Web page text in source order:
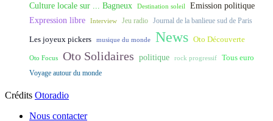
Culture locale sur ... Bagneux Destination soleil Emission politique
Expression libre Interview Jeu radio Journal de la banlieue sud de Paris
Les joyeux pickers musique du monde News Oto Découverte
Oto Focus Oto Solidaires politique rock progressif Tous euro
Voyage autour du monde
Crédits Otoradio
Nous contacter